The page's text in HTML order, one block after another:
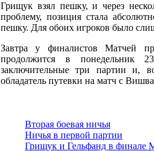
Грищук взял пешку, и через
проблему, позиция стала
пешку. Для обоих игроков было
Завтра у финалистов Матчей
продолжится в понедельник
заключительные три партии и,
обладатель путевки на матч с
Вторая боевая ничья
Ничья в первой партии
Грищук и Гельфанд в финале